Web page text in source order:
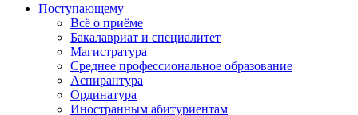
Поступающему
Всё о приёме
Бакалавриат и специалитет
Магистратура
Среднее профессиональное образование
Аспирантура
Ординатура
Иностранным абитуриентам